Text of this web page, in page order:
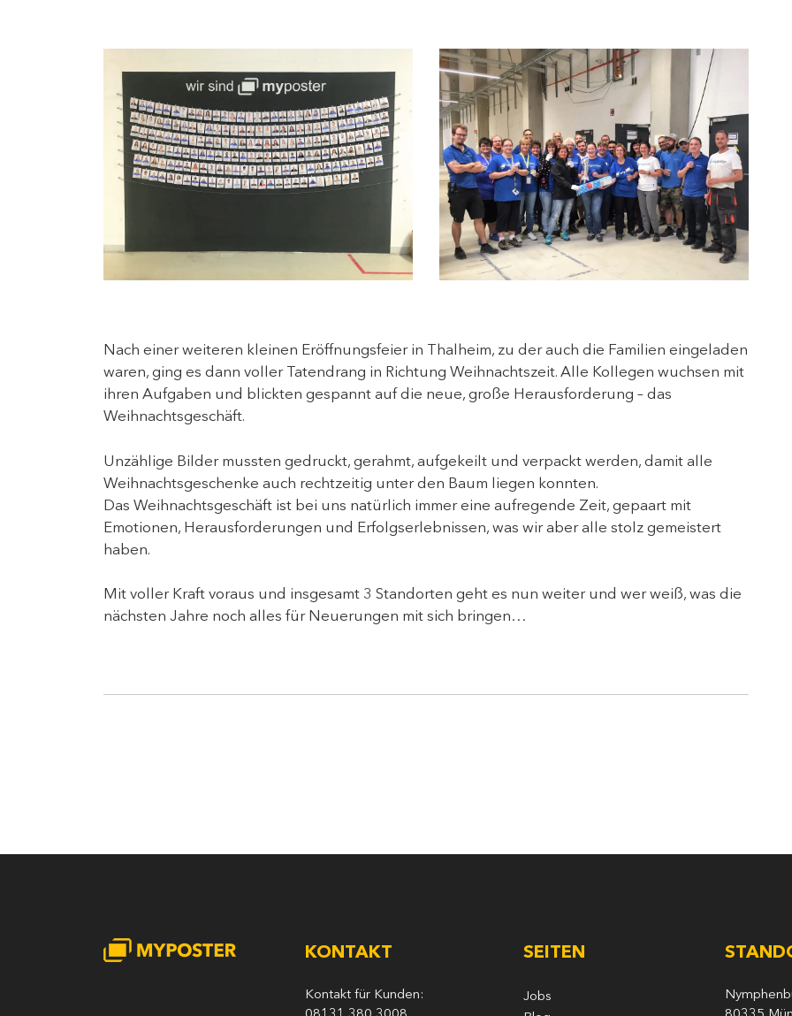
Nach einer weiteren kleinen Eröffnungsfeier in Thalheim, zu der auch die Familien eingeladen
waren, ging es dann voller Tatendrang in Richtung Weihnachtszeit. Alle Kollegen wuchsen mit
ihren Aufgaben und blickten gespannt auf die neue, große Herausforderung – das
Weihnachtsgeschäft.
Unzählige Bilder mussten gedruckt, gerahmt, aufgekeilt und verpackt werden, damit alle
Weihnachtsgeschenke auch rechtzeitig unter den Baum liegen konnten.
Das Weihnachtsgeschäft ist bei uns natürlich immer eine aufregende Zeit, gepaart mit
Emotionen, Herausforderungen und Erfolgserlebnissen, was wir aber alle stolz gemeistert
haben.
Mit voller Kraft voraus und insgesamt 3 Standorten geht es nun weiter und wer weiß, was die
nächsten Jahre noch alles für Neuerungen mit sich bringen…
KONTAKT
Kontakt für Kunden:
SEITEN
Jobs